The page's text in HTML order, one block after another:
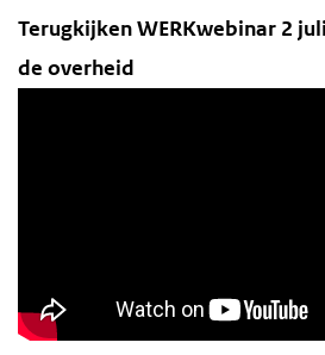
Terugkijken WERKwebinar 2
de overheid